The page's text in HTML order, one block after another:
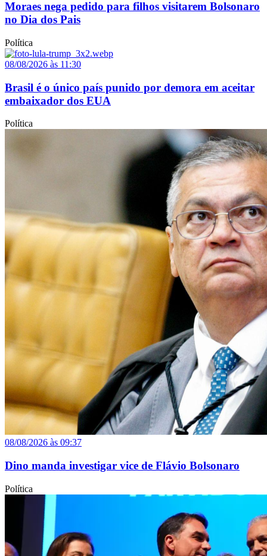
Moraes nega pedido para filhos visitarem Bolsonaro
no Dia dos Pais
Política
08/08/2026 às 11:30
Brasil é o único país punido por demora em aceitar
embaixador dos EUA
Política
08/08/2026 às 09:37
Dino manda investigar vice de Flávio Bolsonaro
Política